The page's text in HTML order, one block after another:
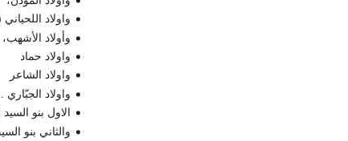
واولاد
وأولاد الأشهب،
واولاد حماد
واولاد الشاعر
واولاد
الاول بنو
والثاني بنو